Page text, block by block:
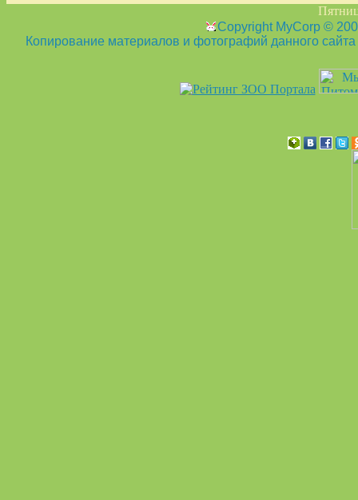
Copyright MyCorp ©
Копирование материалов и фотографий данного